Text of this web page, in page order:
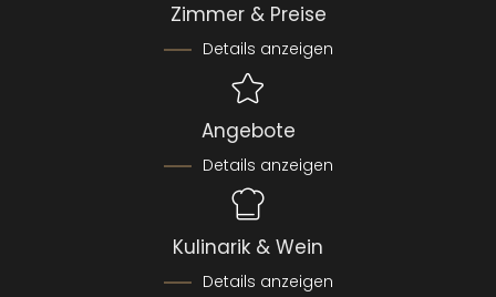
Zimmer & Preise
Details anzeigen
Angebote
Details anzeigen
Kulinarik & Wein
Details anzeigen